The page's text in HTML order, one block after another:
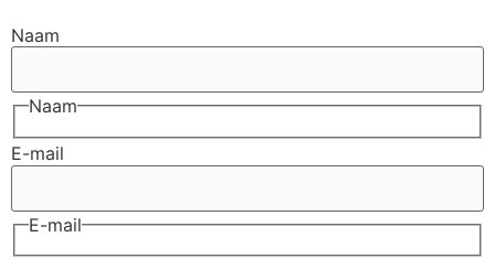
Naam
Naam
E-mail
E-mail